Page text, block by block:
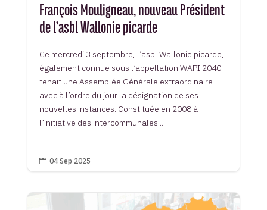
François Mouligneau, nouveau Président
de l’asbl Wallonie picarde
Ce mercredi 3 septembre, l’asbl Wallonie picarde,
également connue sous l’appellation WAPI 2040
tenait une Assemblée Générale extraordinaire
avec à l’ordre du jour la désignation de ses
nouvelles instances. Constituée en 2008 à
l’initiative des intercommunales...
 04 Sep 2025